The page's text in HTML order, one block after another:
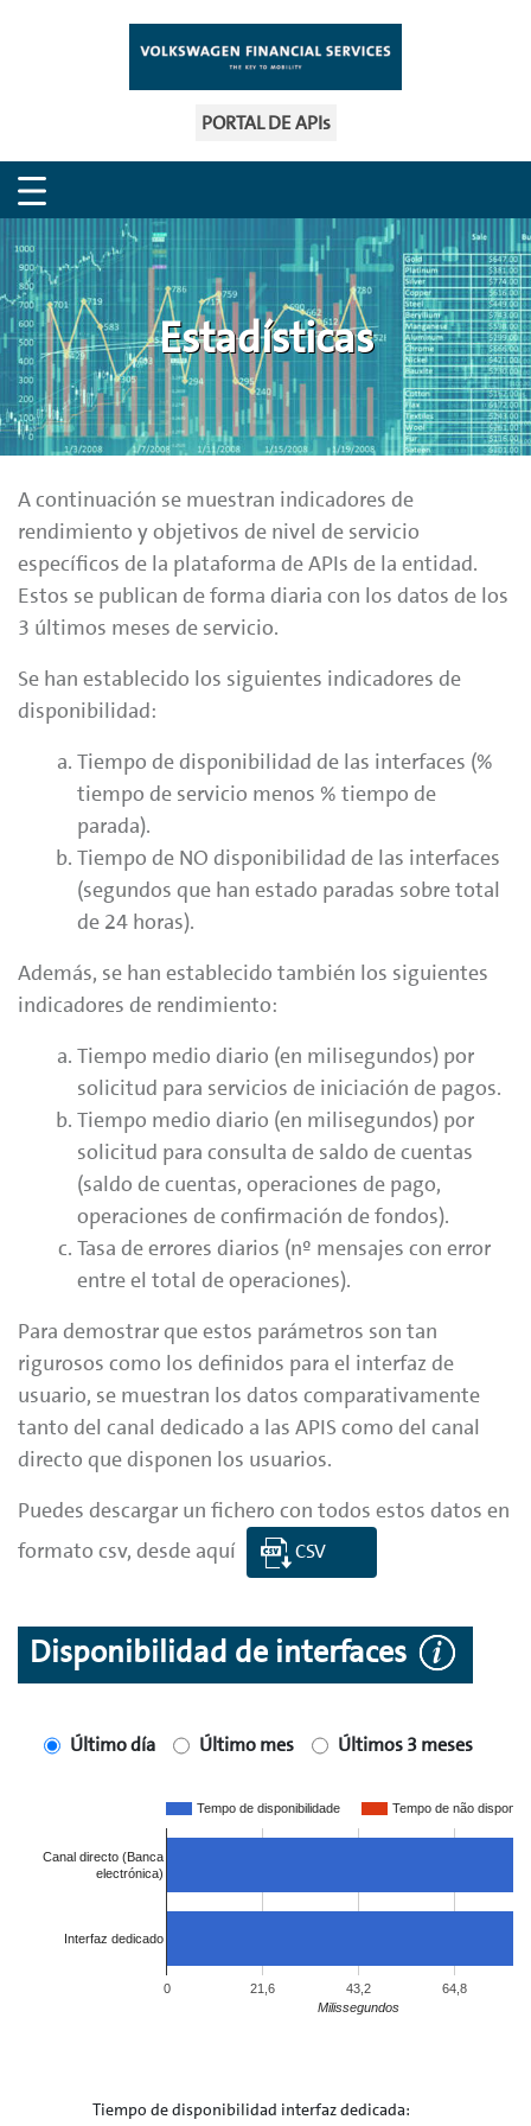
PORTAL DE APIs
Estadísticas
A continuación se muestran indicadores de
rendimiento y objetivos de nivel de servicio
específicos de la plataforma de APIs de la entidad.
Estos se publican de forma diaria con los datos de los
3 últimos meses de servicio.
Se han establecido los siguientes indicadores de
disponibilidad:
Tiempo de disponibilidad de las interfaces (%
tiempo de servicio menos % tiempo de
parada).
Tiempo de NO disponibilidad de las interfaces
(segundos que han estado paradas sobre total
de 24 horas).
Además, se han establecido también los siguientes
indicadores de rendimiento:
Tiempo medio diario (en milisegundos) por
solicitud para servicios de iniciación de pagos.
Tiempo medio diario (en milisegundos) por
solicitud para consulta de saldo de cuentas
(saldo de cuentas, operaciones de pago,
operaciones de confirmación de fondos).
Tasa de errores diarios (nº mensajes con error
entre el total de operaciones).
Para demostrar que estos parámetros son tan
rigurosos como los definidos para el interfaz de
usuario, se muestran los datos comparativamente
tanto del canal dedicado a las APIS como del canal
directo que disponen los usuarios.
Puedes descargar un fichero con todos estos datos en
formato csv, desde aquí
CSV
Disponibilidad de interfaces
Último día Último mes Últimos 3 meses
Tempo de disponibilidade Tempo de não
0 21,6 43,2 64,8
Canal directo (Banca
electrónica)
Interfaz dedicado
Milissegundos
Tiempo de disponibilidad interfaz dedicada: